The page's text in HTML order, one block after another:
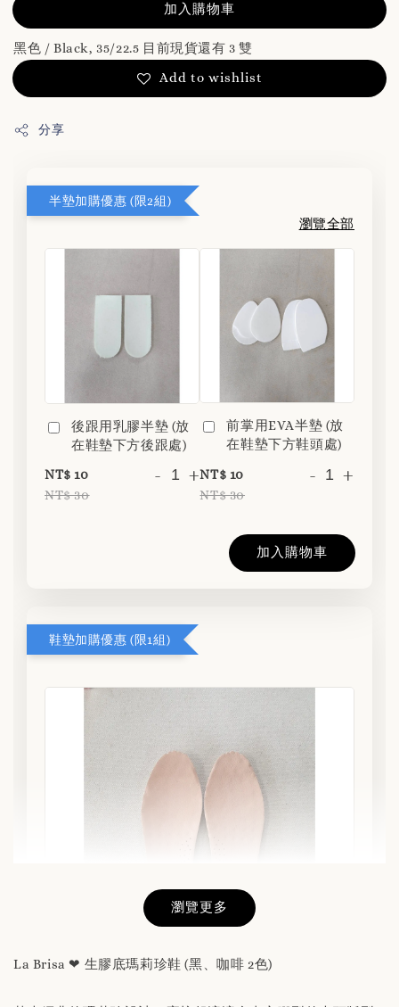
加入購物車
黑色 / Black, 35/22.5 目前現貨還有 3 雙
Add to wishlist
分享
半墊加購優惠 (限2組)
瀏覽全部
後跟用乳膠半墊 (放
在鞋墊下方後跟處)
NT$ 10
NT$ 30
- +
前掌用EVA半墊 (放
在鞋墊下方鞋頭處)
NT$ 10
NT$ 30
- +
加入購物車
鞋墊加購優惠 (限1組)
瀏覽更多
La Brisa ❤ 生膠底瑪莉珍鞋 (黑、咖啡 2色)